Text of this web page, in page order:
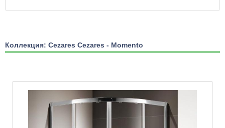
Коллекция: Cezares Cezares - Momento